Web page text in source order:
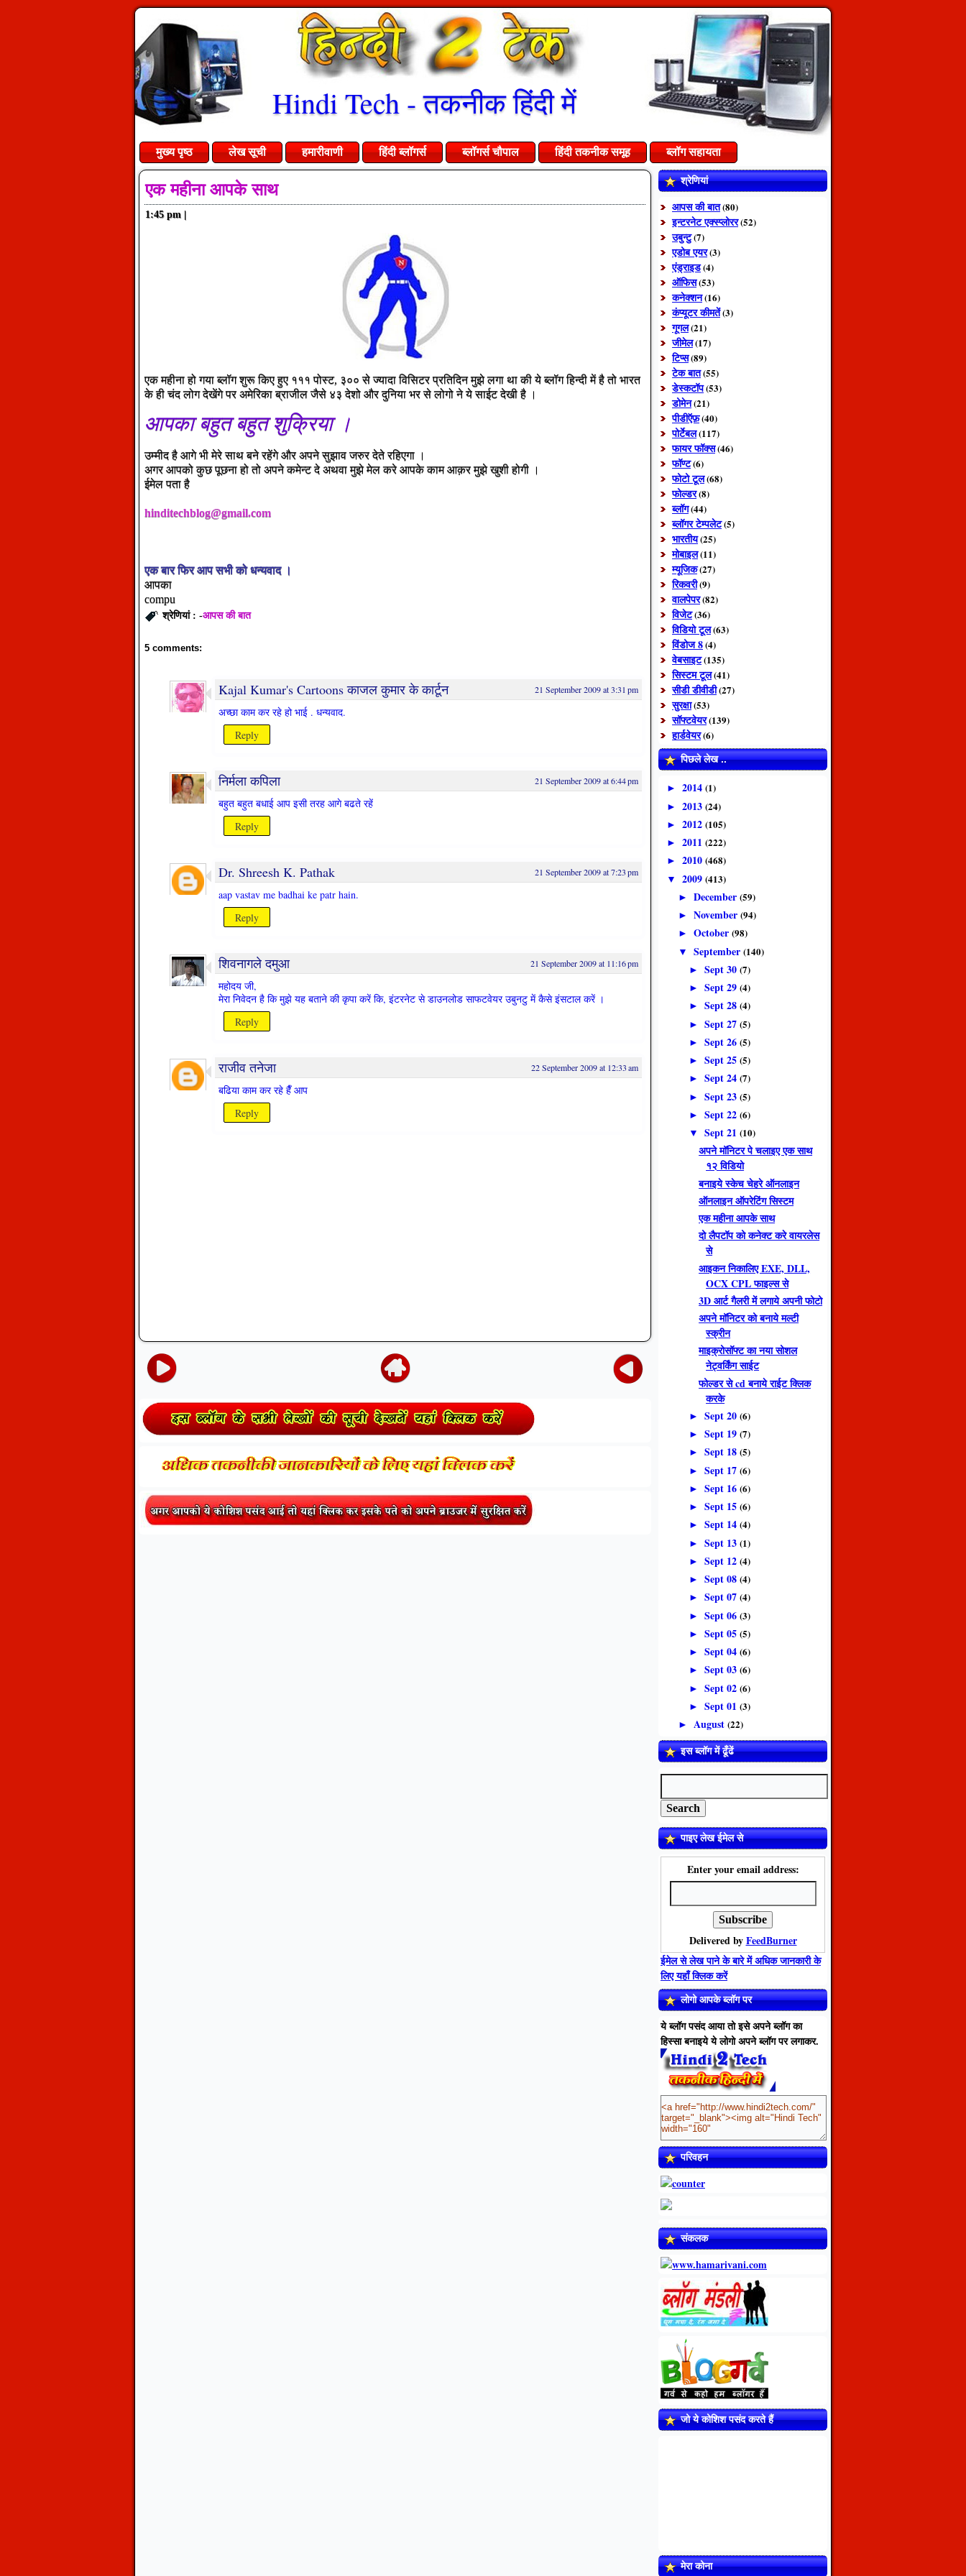
Hindi Tech - तकनीक हिंदी में
मुख्य पृष्ठ लेख सूची हमारीवाणी हिंदी ब्लॉगर्स ब्लॉगर्स चौपाल हिंदी तकनीक समूह ब्लॉग सहायता
एक महीना आपके साथ
1:45 pm |
एक महीना हो गया ब्लॉग शुरू किए हुए १११ पोस्ट, ३०० से ज्यादा विसिटर प्रतिदिन मुझे लगा था की ये ब्लॉग हिन्दी में है तो भारत
के ही चंद लोग देखेंगे पर अमेरिका ब्राजील जैसे ४३ देशो और दुनिया भर से लोगो ने ये साईट देखी है ।
आपका बहुत बहुत शुक्रिया।
उम्मीद है आगे भी मेरे साथ बने रहेंगे और अपने सुझाव जरुर देते रहिएगा ।
अगर आपको कुछ पूछना हो तो अपने कमेन्ट दे अथवा मुझे मेल करे आपके काम आक़र मुझे खुशी होगी ।
ईमेल पता है
hinditechblog@gmail.com
एक बार फिर आप सभी को धन्यवाद।
आपका
compu
श्रेणियां : -आपस की बात
5 comments:
Kajal Kumar's Cartoons काजल कुमार के कार्टून 21 September 2009 at 3:31 pm
अच्छा काम कर रहे हो भाई . धन्यवाद.
Reply
निर्मला कपिला 21 September 2009 at 6:44 pm
बहुत बहुत बधाई आप इसी तरह आगे बढते रहें
Reply
Dr. Shreesh K. Pathak 21 September 2009 at 7:23 pm
aap vastav me badhai ke patr hain.
Reply
शिवनागले दमुआ 21 September 2009 at 11:16 pm
महोदय जी,
मेरा निवेदन है कि मुझे यह बताने की कृपा करें कि, इंटरनेट से डाउनलोड साफटवेयर उबुनटु में कैसे इंसटाल करें ।
Reply
राजीव तनेजा 22 September 2009 at 12:33 am
बढिया काम कर रहे हैँ आप
Reply
श्रेणियां
आपस की बात(80)
इन्टरनेट एक्स्प्लोरर(52)
उबुन्टु(7)
एडोब एयर(3)
एंड्राइड(4)
ऑफिस(53)
कनेक्शन(16)
कंप्यूटर कीमतें(3)
गूगल(21)
जीमेल(17)
टिप्स(89)
टेक बात(55)
डेस्कटॉप(53)
डोमेन(21)
पीडीऍफ़(40)
पोर्टेबल(117)
फायर फॉक्स(46)
फॉण्ट(6)
फोटो टूल(68)
फोल्डर(8)
ब्लॉग(44)
ब्लॉगर टेम्पलेट(5)
भारतीय(25)
मोबाइल(11)
म्यूजिक(27)
रिकवरी(9)
वालपेपर(82)
विजेट(36)
विडियो टूल(63)
विंडोज 8(4)
वेबसाइट(135)
सिस्टम टूल(41)
सीडी डीवीडी(27)
सुरक्षा(53)
सॉफ्टवेयर(139)
हार्डवेयर(6)
पिछले लेख ..
► 2014 (1)
► 2013 (24)
► 2012 (105)
► 2011 (222)
► 2010 (468)
▼ 2009 (413)
► December (59)
► November (94)
► October (98)
▼ September (140)
►Sept 30(7)
►Sept 29(4)
►Sept 28(4)
►Sept 27(5)
►Sept 26(5)
►Sept 25(5)
►Sept 24(7)
►Sept 23(5)
►Sept 22(6)
▼Sept 21(10)
अपने मॉनिटर पे चलाइए एक साथ
१२ विडियो
बनाइये स्केच चेहरे ऑनलाइन
ऑनलाइन ऑपरेटिंग सिस्टम
एक महीना आपके साथ
दो लैपटॉप को कनेक्ट करे वायरलेस
से
आइकन निकालिए EXE, DLL,
OCX CPL फाइल्स से
3D आर्ट गैलरी में लगाये अपनी फोटो
अपने मॉनिटर को बनाये मल्टी
स्क्रीन
माइक्रोसॉफ्ट का नया सोशल
नेट्वर्किंग साईट
फोल्डर से cd बनाये राईट क्लिक
करके
►Sept 20(6)
►Sept 19(7)
►Sept 18(5)
►Sept 17(6)
►Sept 16(6)
►Sept 15(6)
►Sept 14(4)
►Sept 13(1)
►Sept 12(4)
►Sept 08(4)
►Sept 07(4)
►Sept 06(3)
►Sept 05(5)
►Sept 04(6)
►Sept 03(6)
►Sept 02(6)
►Sept 01(3)
► August (22)
इस ब्लॉग में ढूँढें
पाइए लेख ईमेल से
Enter your email address:
Delivered byFeedBurner
ईमेल से लेख पाने के बारे में अधिक जानकारी के
लिए यहाँ क्लिक करें
लोगो आपके ब्लॉग पर
ये ब्लॉग पसंद आया तो इसे अपने ब्लॉग का
हिस्सा बनाइये ये लोगो अपने ब्लॉग पर लगाकर.
परिवहन
संकलक
जो ये कोशिश पसंद करते हैं
मेरा कोना